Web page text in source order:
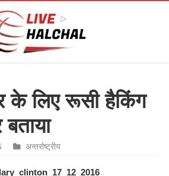
के लिए रूसी हैकिंग
बताया
अन्तर्राष्ट्रीय